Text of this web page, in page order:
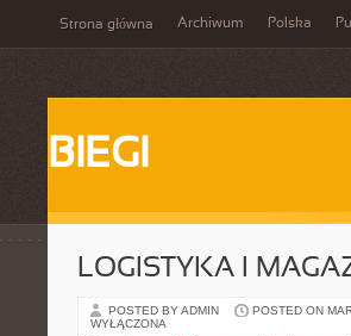
Strona główna Archiwum Polska
BIEGI
LOGISTYKA I
POSTED BY ADMIN POSTED ON
WYŁĄCZONA